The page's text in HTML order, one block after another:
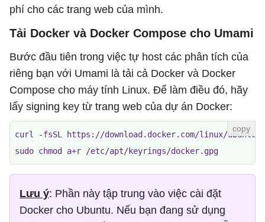
phí cho các trang web của mình.
Tải Docker và Docker Compose cho Umami
Bước đầu tiên trong việc tự host các phân tích của
riêng bạn với Umami là tải cả Docker và Docker
Compose cho máy tính Linux. Để làm điều đó, hãy
lấy signing key từ trang web của dự án Docker:
curl -fsSL https://download.docker.com/linux/
sudo chmod a+r /etc/apt/keyrings/docker.gpg
Lưu ý: Phần này tập trung vào việc cài đặt
Docker cho Ubuntu. Nếu bạn đang sử dụng